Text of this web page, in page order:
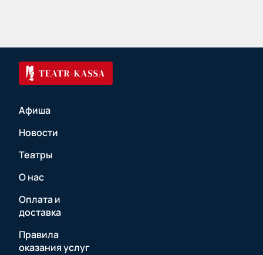
Афиша
Новости
Театры
О нас
Оплата и
доставка
Правила
оказания услуг